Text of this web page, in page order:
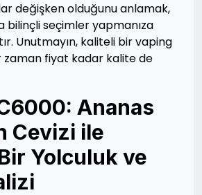
değişken olduğunu anlamak,
bilinçli seçimler yapmanıza
Unutmayın, kaliteli bir vaping
zaman fiyat kadar kalite de
Ananas
Cevizi ile
Yolculuk ve